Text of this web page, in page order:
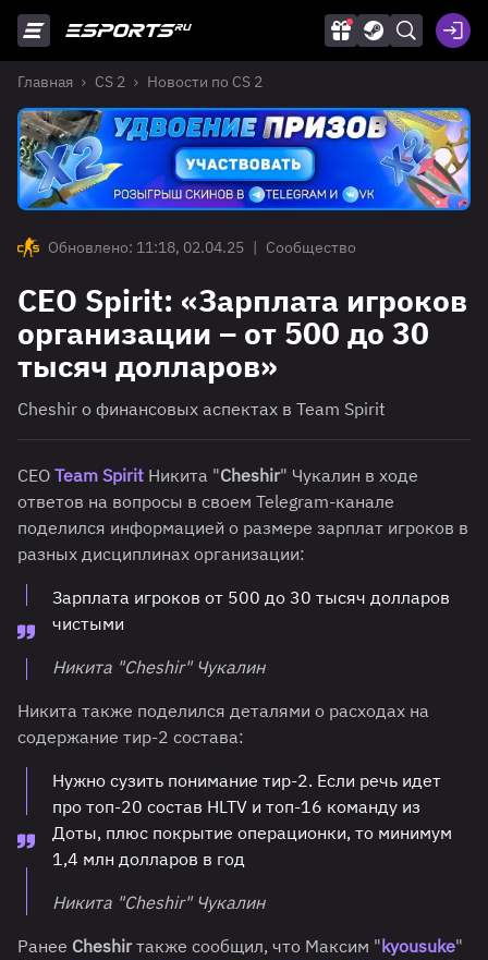
Главная CS 2 Новости по CS 2
Обновлено: 11:18, 02.04.25 | Сообщество
CEO Spirit: «Зарплата игроков
организации – от 500 до 30
тысяч долларов»
Cheshir о финансовых аспектах в Team Spirit
CEO Team Spirit Никита "Cheshir" Чукалин в ходе
ответов на вопросы в своем Telegram-канале
поделился информацией о размере зарплат игроков в
разных дисциплинах организации:
Зарплата игроков от 500 до 30 тысяч долларов
чистыми
Никита "Cheshir" Чукалин
Никита также поделился деталями о расходах на
содержание тир-2 состава:
Нужно сузить понимание тир-2. Если речь идет
про топ-20 состав HLTV и топ-16 команду из
Доты, плюс покрытие операционки, то минимум
1,4 млн долларов в год
Никита "Cheshir" Чукалин
Ранее Cheshirтакже сообщил, что Максим "kyousuke"